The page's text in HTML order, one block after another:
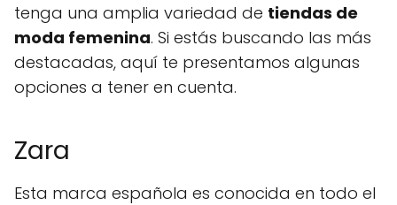
tenga una amplia variedad de tiendas de
moda femenina. Si estás buscando las más
destacadas, aquí te presentamos algunas
opciones a tener en cuenta.
Zara
Esta marca española es conocida en todo el